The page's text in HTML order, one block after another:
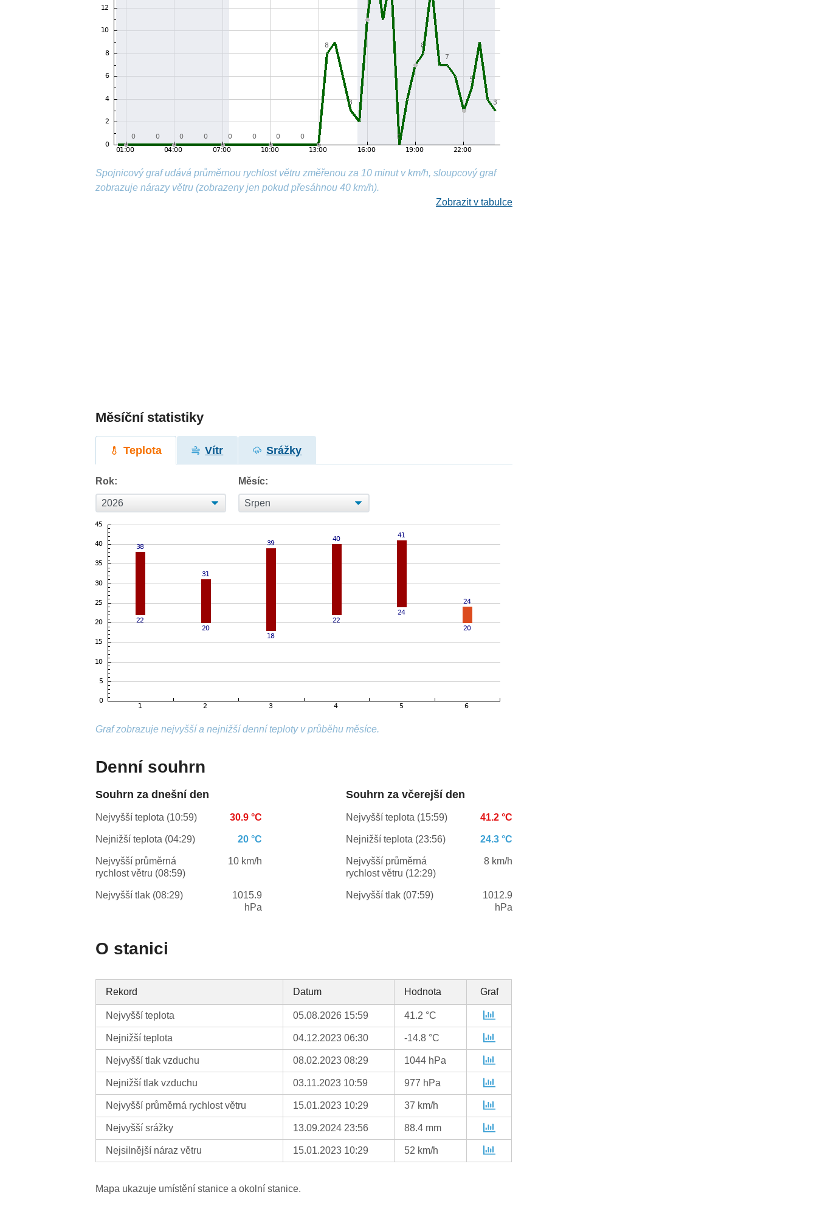
Spojnicový graf udává průměrnou rychlost větru změřenou za 10 minut v km/h, sloupcový graf
zobrazuje nárazy větru (zobrazeny jen pokud přesáhnou 40 km/h).
Zobrazit v tabulce
Měsíční statistiky
Teplota Vítr Srážky
Rok: Měsíc:
Graf zobrazuje nejvyšší a nejnižší denní teploty v průběhu měsíce.
Denní souhrn
Souhrn za dnešní den
Nejvyšší teplota (10:59) 30.9 °C
Nejnižší teplota (04:29) 20 °C
Nejvyšší průměrná
rychlost větru (08:59)
10 km/h
Nejvyšší tlak (08:29)
1015.9
hPa
Souhrn za včerejší den
Nejvyšší teplota (15:59) 41.2 °C
Nejnižší teplota (23:56) 24.3 °C
Nejvyšší průměrná
rychlost větru (12:29)
8 km/h
Nejvyšší tlak (07:59)
1012.9
hPa
O stanici
Rekord Datum Hodnota Graf
Nejvyšší teplota 05.08.2026 15:59 41.2 °C
Nejnižší teplota 04.12.2023 06:30 -14.8 °C
Nejvyšší tlak vzduchu 08.02.2023 08:29 1044 hPa
Nejnižší tlak vzduchu 03.11.2023 10:59 977 hPa
Nejvyšší průměrná rychlost větru 15.01.2023 10:29 37 km/h
Nejvyšší srážky 13.09.2024 23:56 88.4 mm
Nejsilnější náraz větru 15.01.2023 10:29 52 km/h
Mapa ukazuje umístění stanice a okolní stanice.